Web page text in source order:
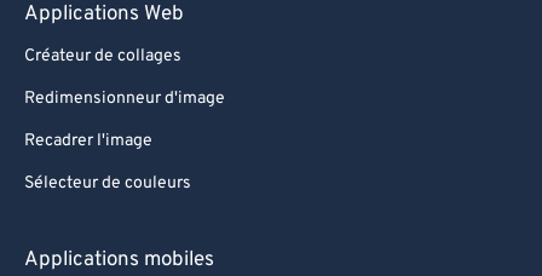
Applications Web
Créateur de collages
Redimensionneur d'image
Recadrer l'image
Sélecteur de couleurs
Applications mobiles